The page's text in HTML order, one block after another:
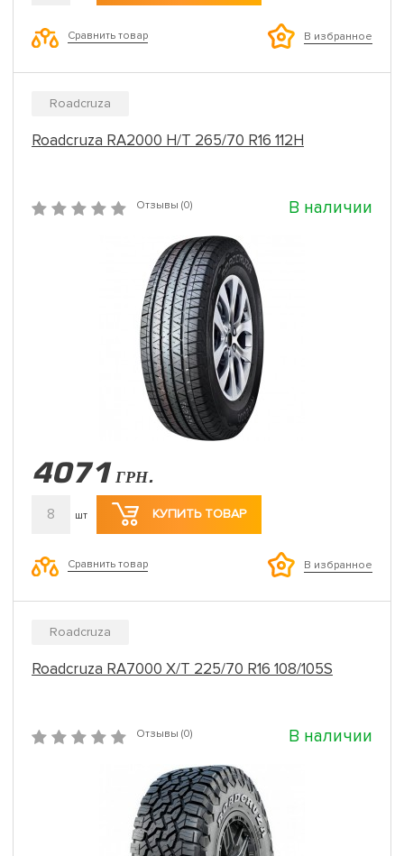
Сравнить товар В избранное
Roadcruza
Roadcruza RA2000 H/T 265/70 R16 112H
Отзывы (0) В наличии
4071 ГРН.
8 шт КУПИТЬ ТОВАР
Сравнить товар В избранное
Roadcruza
Roadcruza RA7000 X/T 225/70 R16 108/105S
Отзывы (0) В наличии